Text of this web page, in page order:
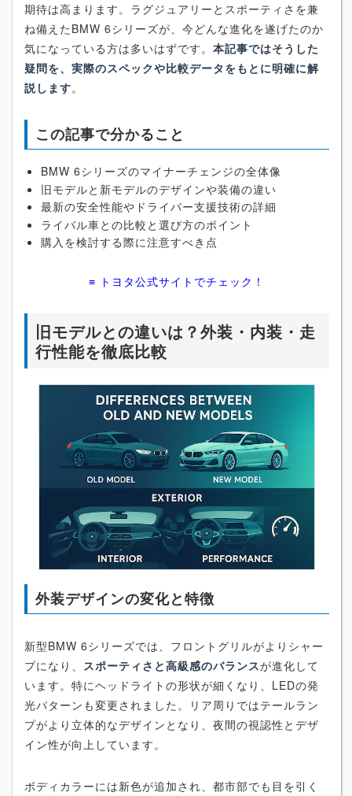
期待は高まります。ラグジュアリーとスポーティさを兼
ね備えたBMW 6シリーズが、今どんな進化を遂げたのか
気になっている方は多いはずです。 本記事ではそうした
疑問を、実際のスペックや比較データをもとに明確に解
説します。
この記事で分かること
BMW 6シリーズのマイナーチェンジの全体像
旧モデルと新モデルのデザインや装備の違い
最新の安全性能やドライバー支援技術の詳細
ライバル車との比較と選び方のポイント
購入を検討する際に注意すべき点
≡ トヨタ公式サイトでチェック！
旧モデルとの違いは？外装・内装・走
行性能を徹底比較
外装デザインの変化と特徴
新型BMW 6シリーズでは、フロントグリルがよりシャー
プになり、 スポーティさと高級感のバランスが進化して
います。特にヘッドライトの形状が細くなり、LEDの発
光パターンも変更されました。リア周りではテールラン
プがより立体的なデザインとなり、夜間の視認性とデザ
イン性が向上しています。
ボディカラーには新色が追加され、都市部でも目を引く